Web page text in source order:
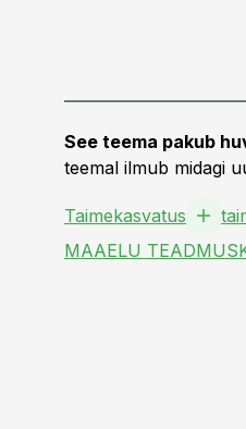
See teema pakub
teemal ilmub midagi
Taimekasvatus
MAAELU